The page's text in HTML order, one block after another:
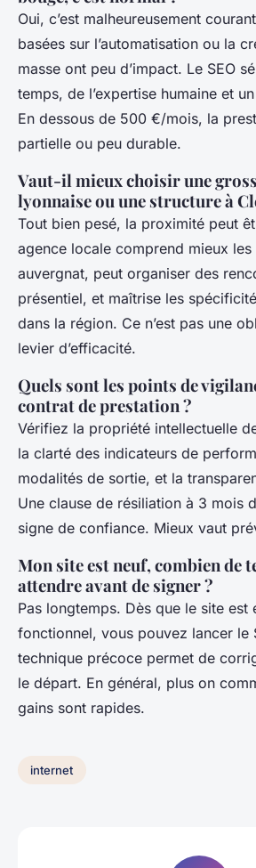
Oui, c’est malheureusement
basées sur l’automatisation ou la
masse ont peu d’impact. Le SEO
temps, de l’expertise humaine et
En dessous de 500 €/mois, la
partielle ou peu durable.
Vaut-il mieux choisir une
lyonnaise ou une structure à
Tout bien pesé, la proximité peut
agence locale comprend mieux
auvergnat, peut organiser des
présentiel, et maîtrise les
dans la région. Ce n’est pas une
levier d’efficacité.
Quels sont les points de
contrat de prestation ?
Vérifiez la propriété intellectuelle
la clarté des indicateurs de
modalités de sortie, et la
Une clause de résiliation à 3 mois
signe de confiance. Mieux vaut
Mon site est neuf, combien de
attendre avant de signer ?
Pas longtemps. Dès que le site est
fonctionnel, vous pouvez lancer le
technique précoce permet de
le départ. En général, plus on
gains sont rapides.
internet